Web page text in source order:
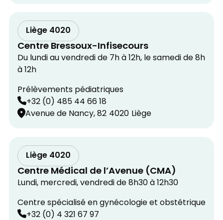
Liège 4020
Centre Bressoux-Infisecours
Du lundi au vendredi de 7h à 12h, le samedi de 8h
à 12h
Prélèvements pédiatriques
+32 (0) 485 44 66 18
Avenue de Nancy, 82 4020 Liège
Liège 4020
Centre Médical de l’Avenue (CMA)
Lundi, mercredi, vendredi de 8h30 à 12h30
Centre spécialisé en gynécologie et obstétrique
+32 (0) 4 321 67 97